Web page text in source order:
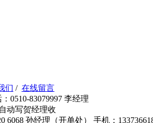
们 / 在线留言
0510-83079997 李经理
动写贺经理收
孙经理（开单处） 手机：